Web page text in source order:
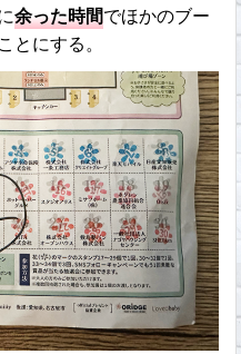
余った時間でほかのブー
にする。